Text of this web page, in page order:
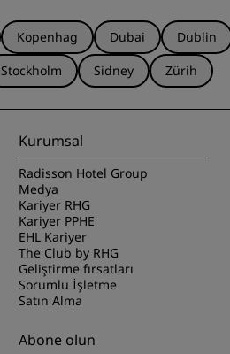
Kopenhag Dubai Dublin
Stockholm Sidney Zürih
Kurumsal
Radisson Hotel Group
Medya
Kariyer RHG
Kariyer PPHE
EHL Kariyer
The Club by RHG
Geliştirme fırsatları
Sorumlu İşletme
Satın Alma
Abone olun